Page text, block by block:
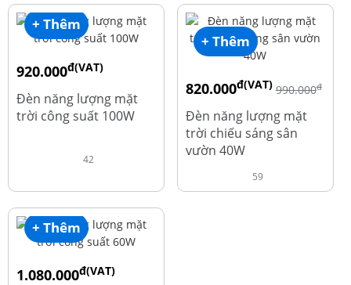
+ Thêm
920.000đ(VAT)
1.010.000
Đèn năng lượng mặt
trời công suất 100W
42
+ Thêm
820.000đ(VAT) 990.000đ
Đèn năng lượng mặt
trời chiếu sáng sân
vườn 40W
59
+ Thêm
1.080.000đ(VAT)